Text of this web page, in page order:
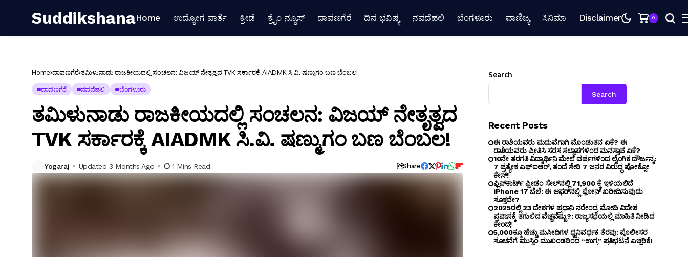
SuddikshanaHome ಉದ್ಯೋಗ ವಾರ್ತೆ ಕ್ರೀಡೆ ಕ್ರೈಂ ನ್ಯೂಸ್ ದಾವಣಗೆರೆ ದಿನ ಭವಿಷ್ಯ ನವದೆಹಲಿ ಬೆಂಗಳೂರು ವಾಣಿಜ್ಯ ಸಿನಿಮಾ Disclaimer 0
Home ದಾವಣಗೆರೆ ತಮಿಳುನಾಡು ರಾಜಕೀಯದಲ್ಲಿ ಸಂಚಲನ: ವಿಜಯ್ ನೇತೃತ್ವದ TVK ಸರ್ಕಾರಕ್ಕೆ AIADMK ಸಿ.ವಿ. ಷಣ್ಮುಗಂ ಬಣ ಬೆಂಬಲ!
ದಾವಣಗೆರೆ ನವದೆಹಲಿ ಬೆಂಗಳೂರು
ತಮಿಳುನಾಡು ರಾಜಕೀಯದಲ್ಲಿ ಸಂಚಲನ: ವಿಜಯ್ ನೇತೃತ್ವದ
TVK ಸರ್ಕಾರಕ್ಕೆ AIADMK ಸಿ.ವಿ. ಷಣ್ಮುಗಂ ಬಣ ಬೆಂಬಲ!
Yogaraj Updated 3 Months Ago 1 Mins Read Share
Search
Search
Recent Posts
ಈ ರಾಶಿಯವರು ಮದುವೆಗಾಗಿ ಮೊಂಡುತನ ಏಕೆ? ಈ
ರಾಶಿಯವರು ಪ್ರೀತಿಸಿ ಸರಸ ಸಲ್ಲಾಪಗಳಿಂದ ಮನಸ್ತಾಪ ಏಕೆ?
10ನೇ ತರಗತಿ ವಿದ್ಯಾರ್ಥಿನಿ ಮೇಲೆ ವರ್ಷಗಳಿಂದ ಲೈಂಗಿಕ ದೌರ್ಜನ್ಯ:
7 ಪ್ರತ್ಯೇಕ ಎಫ್ಐಆರ್, ತಂದೆ ಸೇರಿ 7 ಜನರ ವಿರುದ್ಧ ಪೋಕ್ಸೋ
ಕೇಸ್!
ಫ್ಲಿಪ್‌ಕಾರ್ಟ್ ಫ್ರೀಡಂ ಸೇಲ್‌ನಲ್ಲಿ ₹71,900 ಕ್ಕೆ ಇಳಿಯಲಿದೆ
iPhone 17 ಬೆಲೆ: ಈ ಆಫರ್‌ನಲ್ಲಿ ಫೋನ್ ಖರೀದಿಸುವುದು
ಸೂಕ್ತವೇ?
2025ರಲ್ಲಿ 23 ದೇಶಗಳ ಪ್ರಧಾನಿ ನರೇಂದ್ರ ಮೋದಿ ವಿದೇಶ
ಪ್ರವಾಸಕ್ಕೆ ತಗುಲಿದ ವೆಚ್ಚವೆಷ್ಟು?: ರಾಜ್ಯಸಭೆಯಲ್ಲಿ ಮಾಹಿತಿ ನೀಡಿದ
ಕೇಂದ್ರ!
5,000ಕ್ಕೂ ಹೆಚ್ಚು ಮಸೀದಿಗಳ ಧ್ವನಿವರ್ಧಕ ತೆರವು: ಪೊಲೀಸರ
ಸೂಚನೆಗೆ ಮುಸ್ಲಿಂ ಮುಖಂಡರಿಂದ “ಉಗ್ರ” ಪ್ರತಿಭಟನೆ ಎಚ್ಚರಿಕೆ!